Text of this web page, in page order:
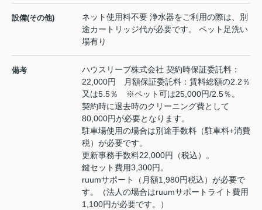
設備(その他)
ネット使用料不要 浄水器をご利用の際は、別
途カートリッジ代が必要です。 ペット足洗い
場有り
備考
ハウスリーブ株式会社 契約時保証委託料：
22,000円 月額保証委託料：賃料総額の2.2％
又は5.5％ ※ペット可は25,000円/2.5％。
契約時に退去時のクリーニング費として
80,000円が必要となります。
駐車場使用の場合は別途手数料（駐車料+消費
税）が必要です。
更新事務手数料22,000円（税込）。
鍵セット費用3,300円。
ruumサポート（月額1,980円税込）が必要で
す。（法人の場合はruumサポートライト費用
1,100円が必要です。）